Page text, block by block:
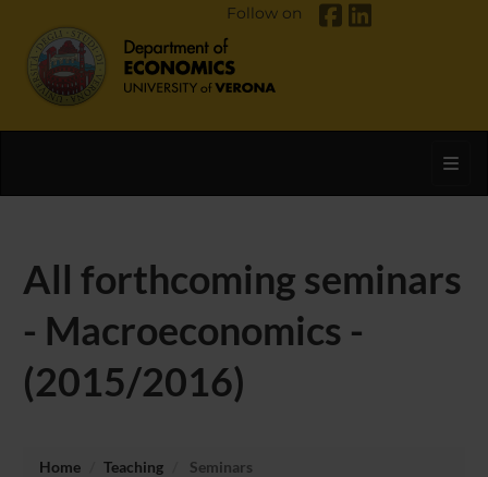
Follow on
All forthcoming seminars
- Macroeconomics -
(2015/2016)
Home Teaching Seminars